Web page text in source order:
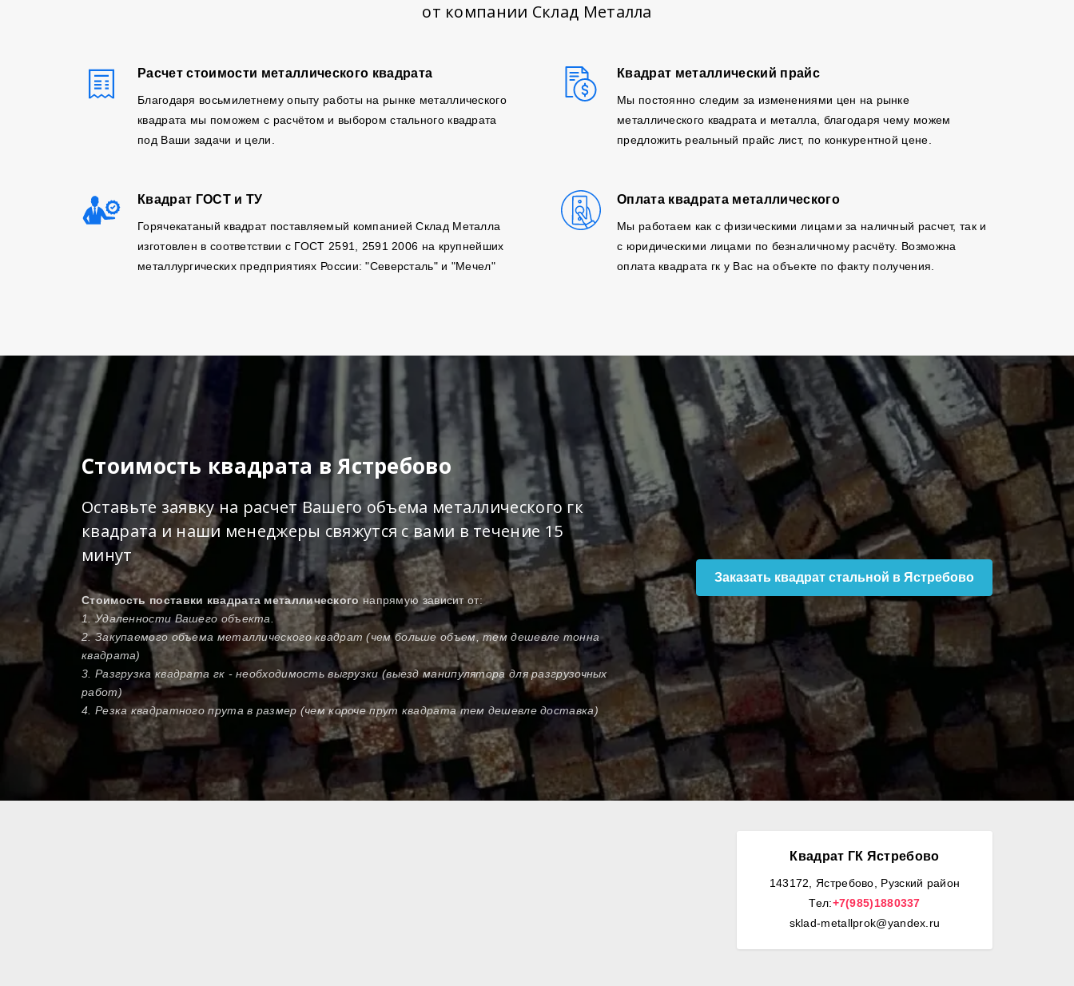
от компании Склад Металла
Расчет стоимости металлического квадрата
Благодаря восьмилетнему опыту работы на рынке металлического
квадрата мы поможем с расчётом и выбором стального квадрата
под Ваши задачи и цели.
Квадрат металлический прайс
Мы постоянно следим за изменениями цен на рынке
металлического квадрата и металла, благодаря чему можем
предложить реальный прайс лист, по конкурентной цене.
Квадрат ГОСТ и ТУ
Горячекатаный квадрат поставляемый компанией Склад Металла
изготовлен в соответствии с ГОСТ 2591, 2591 2006 на крупнейших
металлургических предприятиях России: "Северсталь" и "Мечел"
Оплата квадрата металлического
Мы работаем как с физическими лицами за наличный расчет, так и
с юридическими лицами по безналичному расчёту. Возможна
оплата квадрата гк у Вас на объекте по факту получения.
Стоимость квадрата в Ястребово
Оставьте заявку на расчет Вашего объема металлического гк
квадрата и наши менеджеры свяжутся с вами в течение 15
минут
Стоимость поставки квадрата металлическогонапрямую зависит от:
1. Удаленности Вашего объекта.
2. Закупаемого объема металлического квадрат (чем больше объем, тем дешевле тонна
квадрата)
3. Разгрузка квадрата гк - необходимость выгрузки (выезд манипулятора для разгрузочных
работ)
4. Резка квадратного прута в размер (чем короче прут квадрата тем дешевле доставка)
Заказать квадрат стальной в Ястребово
Квадрат ГК Ястребово
143172, Ястребово, Рузский район
Тел:+7(985)1880337
sklad-metallprok@yandex.ru